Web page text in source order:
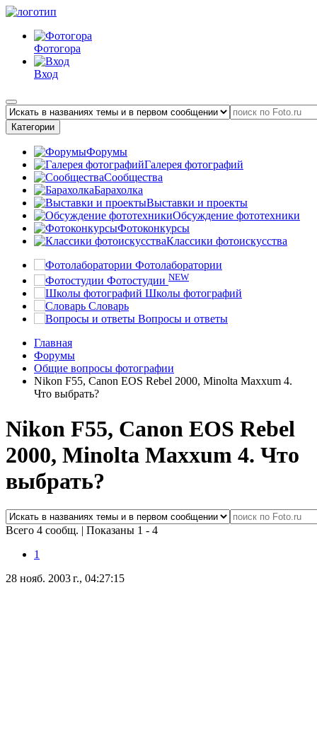
Фотогора
Вход
Категории
Форумы
Галерея фотографий
Сообщества
Барахолка
Выставки и проекты
Обсуждение фототехники
Фотоконкурсы
Классики фотоискусства
Фотолаборатории
Фотостудии NEW
Школы фотографий
Словарь
Вопросы и ответы
Главная
Форумы
Общие вопросы фотографии
Nikon F55, Canon EOS Rebel 2000, Minolta Maxxum 4.
Что выбрать?
Nikon F55, Canon EOS Rebel
2000, Minolta Maxxum 4. Что
выбрать?
Всего 4 сообщ. | Показаны 1 - 4
1
28 нояб. 2003 г., 04:27:15